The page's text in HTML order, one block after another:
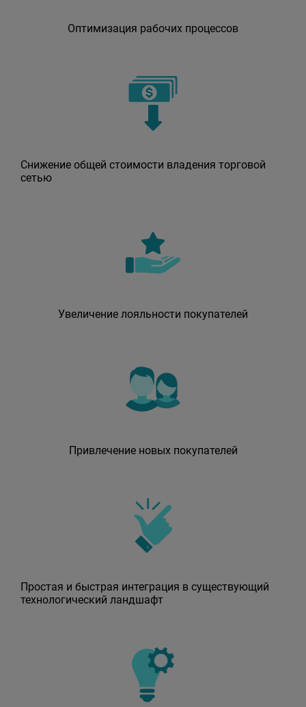
Оптимизация рабочих процессов
Снижение общей стоимости владения торговой
сетью
Увеличение лояльности покупателей
Привлечение новых покупателей
Простая и быстрая интеграция в существующий
технологический ландшафт